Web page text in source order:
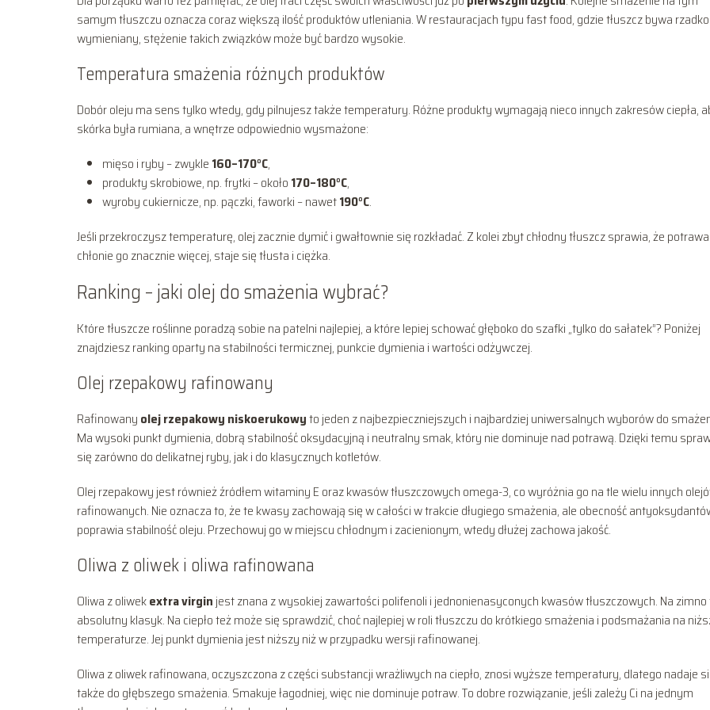
samym tłuszczu oznacza coraz większą ilość produktów utleniania. W restauracjach typu fast food, gdzie tłuszcz bywa rzadko
wymieniany, stężenie takich związków może być bardzo wysokie.
Temperatura smażenia różnych produktów
Dobór oleju ma sens tylko wtedy, gdy pilnujesz także temperatury. Różne produkty wymagają nieco innych zakresów ciepła,
skórka była rumiana, a wnętrze odpowiednio wysmażone:
mięso i ryby – zwykle 160–170°C,
produkty skrobiowe, np. frytki – około 170–180°C,
wyroby cukiernicze, np. pączki, faworki – nawet190°C.
Jeśli przekroczysz temperaturę, olej zacznie dymić i gwałtownie się rozkładać. Z kolei zbyt chłodny tłuszcz sprawia, że potrawa
chłonie go znacznie więcej, staje się tłusta i ciężka.
Ranking – jaki olej do smażenia wybrać?
Które tłuszcze roślinne poradzą sobie na patelni najlepiej, a które lepiej schować głęboko do szafki „tylko do sałatek”? Poniżej
znajdziesz ranking oparty na stabilności termicznej, punkcie dymienia i wartości odżywczej.
Olej rzepakowy rafinowany
Rafinowany olej rzepakowy niskoerukowyto jeden z najbezpieczniejszych i najbardziej uniwersalnych wyborów do
Ma wysoki punkt dymienia, dobrą stabilność oksydacyjną i neutralny smak, który nie dominuje nad potrawą. Dzięki temu
się zarówno do delikatnej ryby, jak i do klasycznych kotletów.
Olej rzepakowy jest również źródłem witaminy E oraz kwasów tłuszczowych omega-3, co wyróżnia go na tle wielu innych
rafinowanych. Nie oznacza to, że te kwasy zachowają się w całości w trakcie długiego smażenia, ale obecność
poprawia stabilność oleju. Przechowuj go w miejscu chłodnym i zacienionym, wtedy dłużej zachowa jakość.
Oliwa z oliwek i oliwa rafinowana
Oliwa z oliwekextra virgin jest znana z wysokiej zawartości polifenoli i jednonienasyconych kwasów tłuszczowych. Na
absolutny klasyk. Na ciepło też może się sprawdzić, choć najlepiej w roli tłuszczu do krótkiego smażenia i podsmażania na
temperaturze. Jej punkt dymienia jest niższy niż w przypadku wersji rafinowanej.
Oliwa z oliwek rafinowana, oczyszczona z części substancji wrażliwych na ciepło, znosi wyższe temperatury, dlatego nadaje
także do głębszego smażenia. Smakuje łagodniej, więc nie dominuje potraw. To dobre rozwiązanie, jeśli zależy Ci na jednym